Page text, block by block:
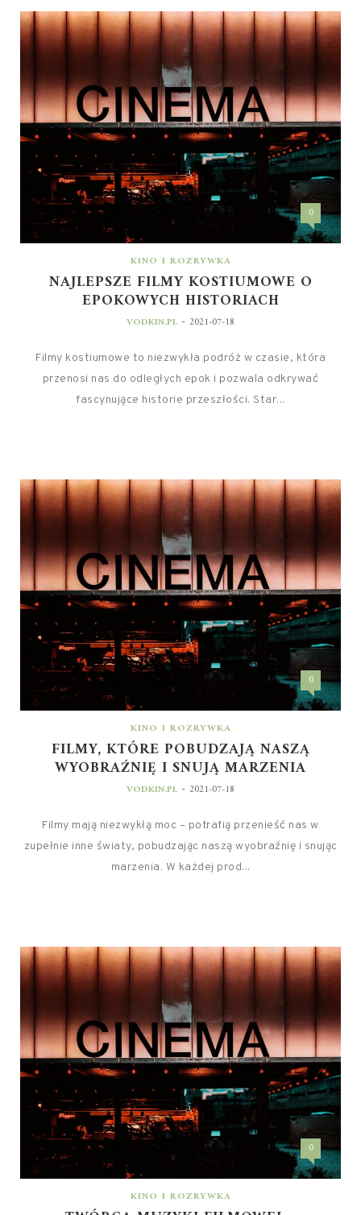
0
KINO I ROZRYWKA
NAJLEPSZE FILMY KOSTIUMOWE O
EPOKOWYCH HISTORIACH
VODKIN.PL - 2021-07-18
Filmy kostiumowe to niezwykła podróż w czasie, która
przenosi nas do odległych epok i pozwala odkrywać
fascynujące historie przeszłości. Star...
0
KINO I ROZRYWKA
FILMY, KTÓRE POBUDZAJĄ NASZĄ
WYOBRAŹNIĘ I SNUJĄ MARZENIA
VODKIN.PL - 2021-07-18
Filmy mają niezwykłą moc – potrafią przenieść nas w
zupełnie inne światy, pobudzając naszą wyobraźnię i snując
marzenia. W każdej prod...
0
KINO I ROZRYWKA